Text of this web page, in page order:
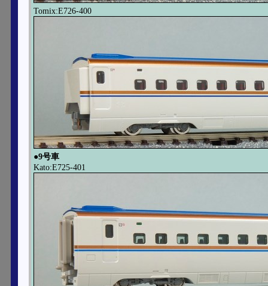
Tomix:E726-400
●9号車
Kato:E725-401